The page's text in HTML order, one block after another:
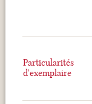
Particularités
d'exemplaire